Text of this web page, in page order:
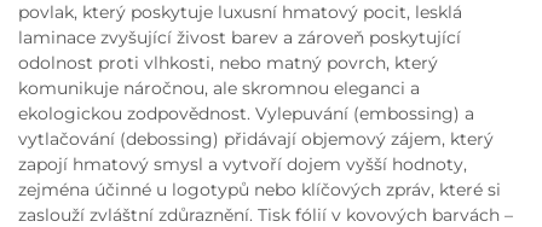
povlak, který poskytuje luxusní hmatový pocit, lesklá
laminace zvyšující živost barev a zároveň poskytující
odolnost proti vlhkosti, nebo matný povrch, který
komunikuje náročnou, ale skromnou eleganci a
ekologickou zodpovědnost. Vylepuvání (embossing) a
vytlačování (debossing) přidávají objemový zájem, který
zapojí hmatový smysl a vytvoří dojem vyšší hodnoty,
zejména účinné u logotypů nebo klíčových zpráv, které si
zaslouží zvláštní zdůraznění. Tisk fólií v kovových barvách –